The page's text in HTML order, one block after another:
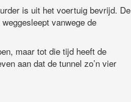
is uit het voertuig bevrijd. De
vanwege de
maar tot die tijd heeft de
aan dat de tunnel zo’n vier